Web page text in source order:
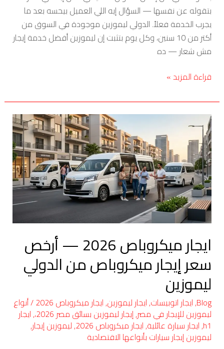
بتقوله عن نفسها — السؤال إيه اللي العميل بيحسه بعد ما
يجرب الخدمة فعلاً. الدولي ليموزين موجودة في السوق من
أكتر من 10 سنين، وكل يوم بتثبت إن ليموزين أفضل خدمة إيجار
مش شعار — ده
قراءة المزيد »
ايجار ميكروباص 2026 — أرخص
سعر إيجار ميكروباص من الدولي
ليموزين
Blog
,ايجار اتوبيسات,ايجار ليموزين,ايجار ميكروباص 2026 /أنواع
ليموزين للإيجار في مصر,إيجار ليموزين بسائق مصر 2026، ,ايجار
h1
,ايجار سيارة عائلية,ايجار ميكروباص 2026 ,ليموزين إيجار,
ليموزين إيجار سيارات بأنواعها الاقتصادية
ايجار
ميكروباص
2026
—
أرخص
سعر
إيجار
ميكروباص
من
الدولي
ليموزين